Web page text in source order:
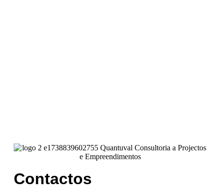
Contactos